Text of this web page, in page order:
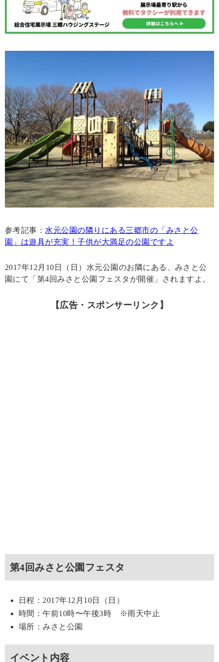
参考記事： 水元公園の隣りにある三郷市の「みさと公
園」は遊具が充実！子供が大満足の公園ですよ
2017年12月10日（日）水元公園のお隣にある、みさと公
園にて「第4回みさと公園フェスタが開催」されますよ。
【広告・スポンサーリンク】
第4回みさと公園フェスタ
日程：2017年12月10日（日）
時間：午前10時〜午後3時 ※雨天中止
場所：みさと公園
イベント内容